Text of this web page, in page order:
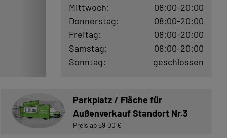
Mittwoch:
08:00-20:00
Donnerstag:
08:00-20:00
Freitag:
08:00-20:00
Samstag:
08:00-20:00
Sonntag:
geschlossen
Parkplatz / Fläche für
Außenverkauf Standort Nr.3
Preis ab 59,00 €